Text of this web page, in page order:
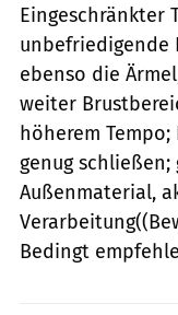
Eingeschränkter
unbefriedigende
ebenso die
weiter
höherem
genug
Außenmaterial,
Bedingt